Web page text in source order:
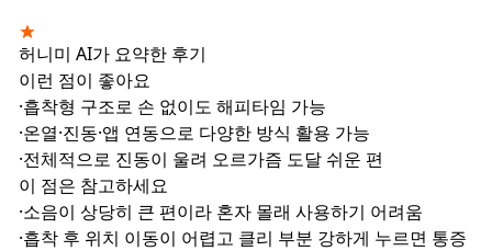
허니미 AI가 요약한 후기
이런 점이 좋아요
·흡착형 구조로 손 없이도 해피타임 가능
·온열·진동·앱 연동으로 다양한 방식 활용 가능
·전체적으로 진동이 울려 오르가즘 도달 쉬운 편
이 점은 참고하세요
·소음이 상당히 큰 편이라 혼자 몰래 사용하기 어려움
·흡착 후 위치 이동이 어렵고 클리 부분 강하게 누르면 통증